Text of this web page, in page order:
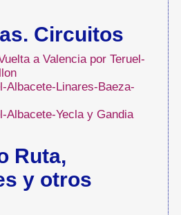
Circuitos
a Valencia por Teruel-
Albacete-Linares-Baeza-
Albacete-Yecla y Gandia
Ruta,
y otros